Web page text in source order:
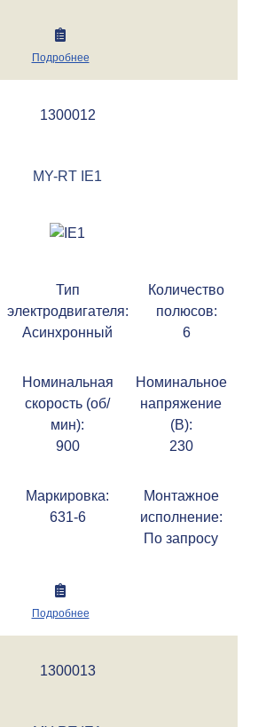
Подробнее
1300012
MY-RT IE1
Тип
электродвигателя:
Асинхронный
Количество
полюсов:
6
Номинальная
скорость (об/
мин):
900
Номинальное
напряжение
(В):
230
Маркировка:
631-6
Монтажное
исполнение:
По запросу
Подробнее
1300013